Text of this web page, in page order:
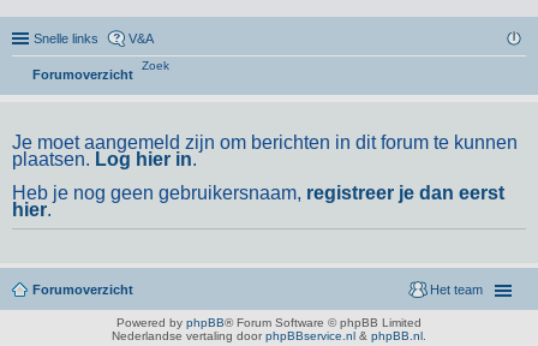
Snelle links V&A
Forumoverzicht
Zoek
Je moet aangemeld zijn om berichten in dit forum te kunnen
plaatsen. Log hier in.
Heb je nog geen gebruikersnaam, registreer je dan eerst
hier.
Forumoverzicht Het team
Powered by phpBB® Forum Software © phpBB Limited
Nederlandse vertaling door phpBBservice.nl & phpBB.nl